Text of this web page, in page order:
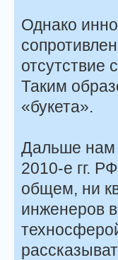
Однако
отсутствие
Таким
«букета».
Дальше нам
2010-е гг.
общем, ни
инженеров